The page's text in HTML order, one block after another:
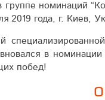
группе номинаций
2019 года, г. Киев,
в
побед!